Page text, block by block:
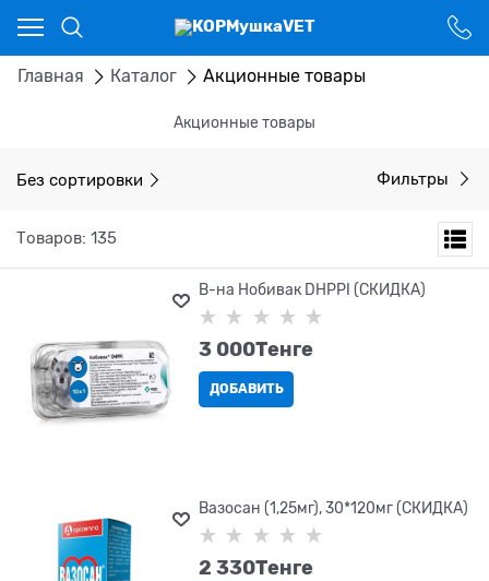
Главная Каталог Акционные товары
Акционные товары
Без сортировки Фильтры
Товаров: 135
В-на Нобивак DHPPI (СКИДКА)
3 000Tенге
ДОБАВИТЬ
Вазосан (1,25мг), 30*120мг (СКИДКА)
2 330Tенге
Ваш город - Костанай,
угадали?
НЕТ